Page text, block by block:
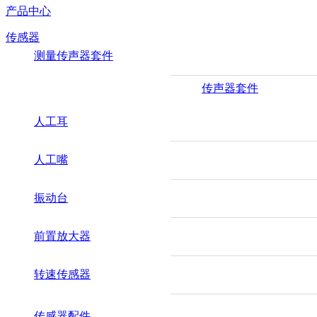
产品中心
传感器
测量传声器套件
传声器套件
人工耳
人工嘴
振动台
前置放大器
转速传感器